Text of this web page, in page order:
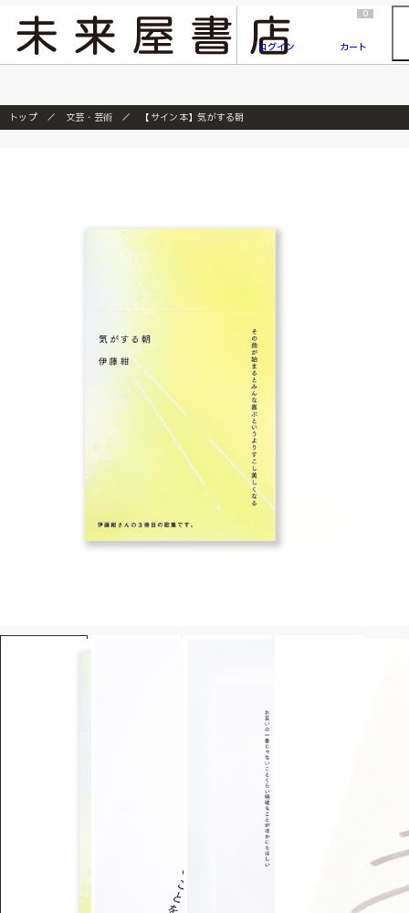
『ONE PIECE magazine 021 ONE PIECEカード付き同梱版』発売延期のご案内
ログイン
0
カート
トップ 文芸・芸術 【サイン本】気がする朝